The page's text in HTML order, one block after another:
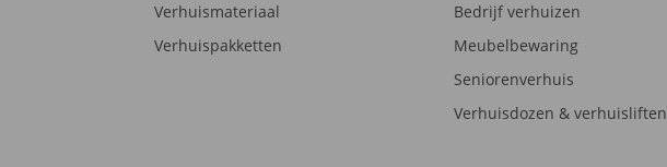
Verhuismateriaal
Verhuispakketten
Bedrijf verhuizen
Meubelbewaring
Seniorenverhuis
Verhuisdozen & verhuisliften